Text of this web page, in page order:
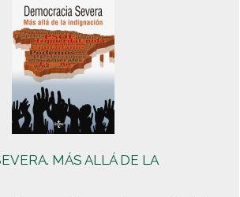
MÁS ALLÁ DE LA